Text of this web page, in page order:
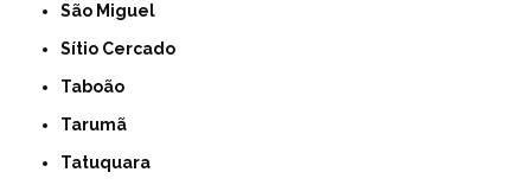
São Miguel
Sítio Cercado
Taboão
Tarumã
Tatuquara